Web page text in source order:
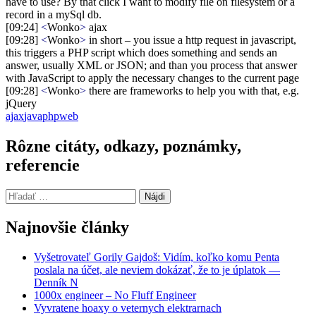
record in a mySql db.
[09:24] <Wonko> ajax
[09:28] <Wonko> in short – you issue a http request in javascript,
this triggers a PHP script which does something and sends an
answer, usually XML or JSON; and than you process that answer
with JavaScript to apply the necessary changes to the current page
[09:28] <Wonko> there are frameworks to help you with that, e.g.
jQuery
ajaxjavaphpweb
Rôzne citáty, odkazy, poznámky,
referencie
Hľadať:
Najnovšie články
Vyšetrovateľ Gorily Gajdoš: Vidím, koľko komu Penta
poslala na účet, ale neviem dokázať, že to je úplatok —
Denník N
1000x engineer – No Fluff Engineer
Vyvratene hoaxy o veternych elektrarnach